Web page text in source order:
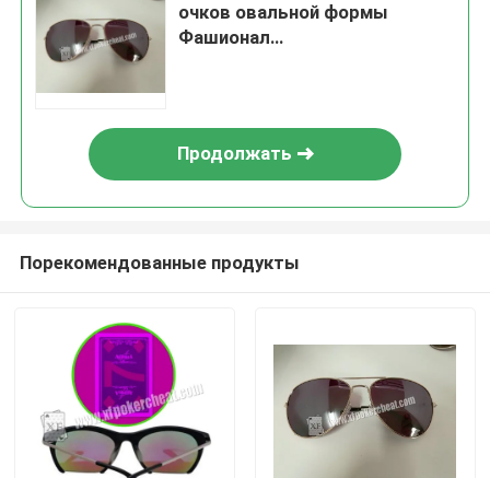
очков овальной формы
Фашионал
Продолжать
Порекомендованные продукты